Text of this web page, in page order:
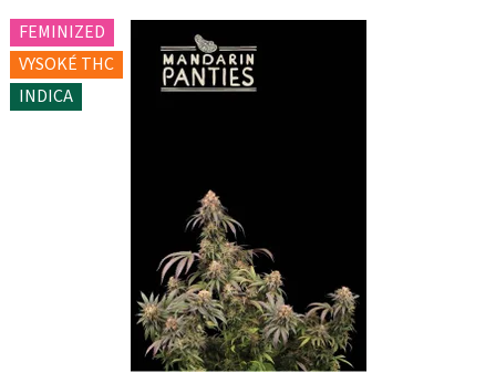
FEMINIZED
VYSOKÉ THC
INDICA